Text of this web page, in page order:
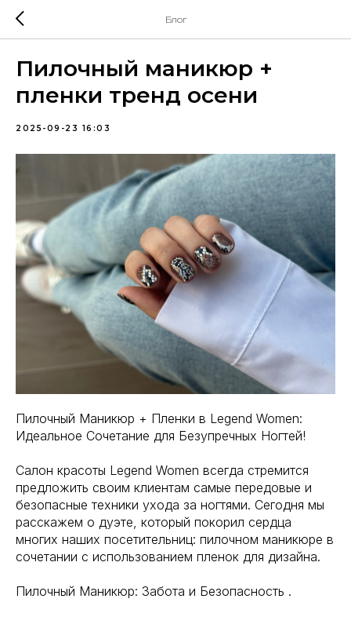
Блог
Пилочный маникюр +
пленки тренд осени
2025-09-23 16:03
Пилочный Маникюр + Пленки в Legend Women:
Идеальное Сочетание для Безупречных Ногтей!
Салон красоты Legend Women всегда стремится
предложить своим клиентам самые передовые и
безопасные техники ухода за ногтями. Сегодня мы
расскажем о дуэте, который покорил сердца
многих наших посетительниц: пилочном маникюре в
сочетании с использованием пленок для дизайна.
Пилочный Маникюр: Забота и Безопасность .